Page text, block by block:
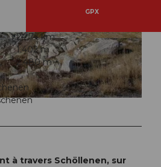
© Ferienregion Andermatt
GPX
24,74 km
1.402 m
2.480 m
à travers Schöllenen, sur